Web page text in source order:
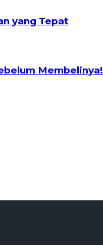
yang Tepat
Membelinya!